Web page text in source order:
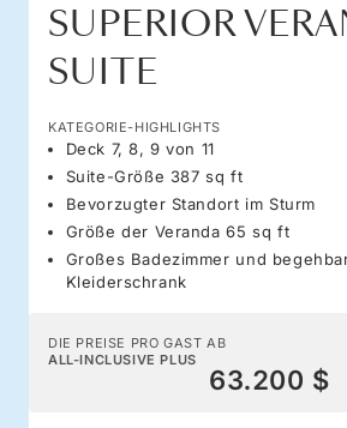
SUPERIOR
SUITE
KATEGORIE-HIGHLIGHTS
Deck 7, 8, 9 von 11
Suite-Größe 387 sq ft
Bevorzugter Standort im Sturm
Größe der Veranda 65 sq ft
Großes Badezimmer und
Kleiderschrank
DIE PREISE PRO GAST AB
ALL-INCLUSIVE PLUS
63.200 $